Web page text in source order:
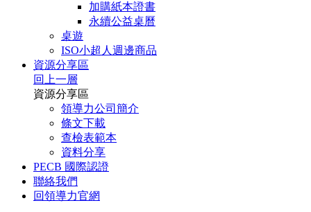
加購紙本證書
永續公益桌曆
桌遊
ISO小超人週邊商品
資源分享區
回上一層
資源分享區
領導力公司簡介
條文下載
查檢表範本
資料分享
PECB 國際認證
聯絡我們
回領導力官網